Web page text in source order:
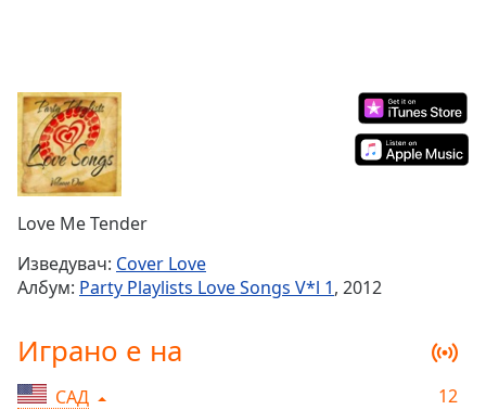
Current
Time0:00
Duration-:-
Loaded:
Stream
TypeLIVE
Seek to
live,
liveLIVE
Remaining
Time-
Love Me Tender
Изведувач: Cover Love
Албум: Party Playlists Love Songs V*l 1, 2012
Играно е на
САД
12